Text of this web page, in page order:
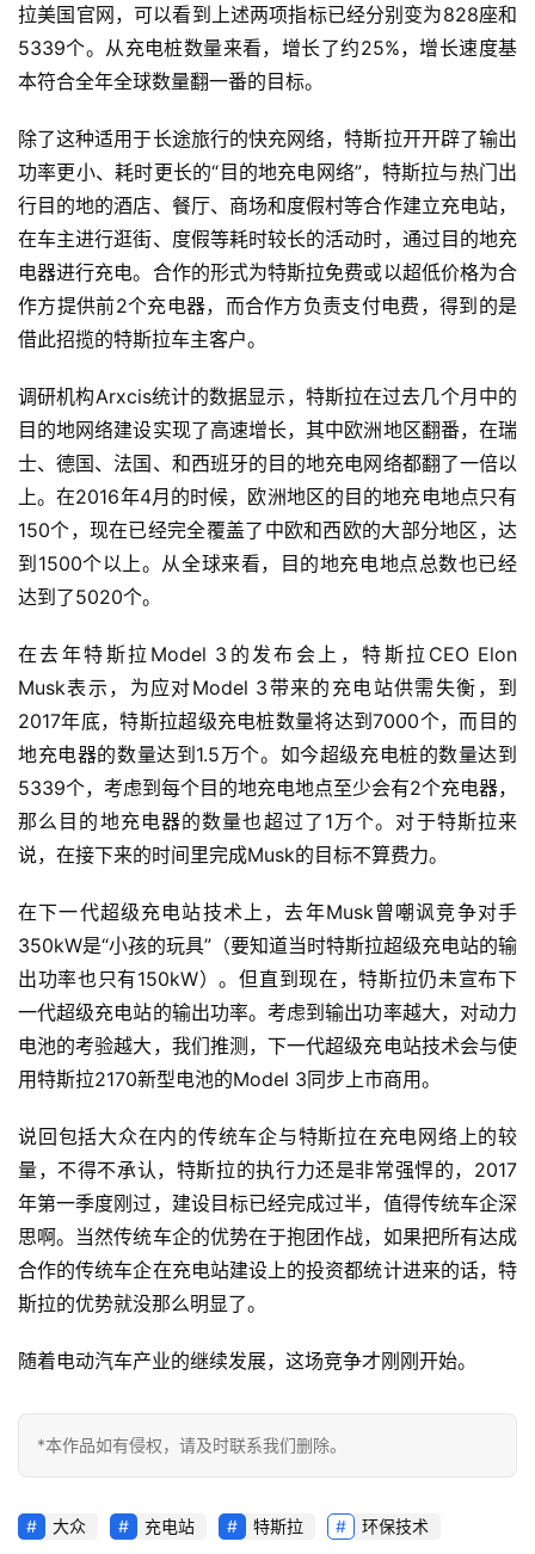
拉美国官网，可以看到上述两项指标已经分别变为828座和
5339个。从充电桩数量来看，增长了约25%，增长速度基
本符合全年全球数量翻一番的目标。
除了这种适用于长途旅行的快充网络，特斯拉开开辟了输出
功率更小、耗时更长的“目的地充电网络”，特斯拉与热门出
行目的地的酒店、餐厅、商场和度假村等合作建立充电站，
在车主进行逛街、度假等耗时较长的活动时，通过目的地充
电器进行充电。合作的形式为特斯拉免费或以超低价格为合
作方提供前2个充电器，而合作方负责支付电费，得到的是
借此招揽的特斯拉车主客户。
调研机构Arxcis统计的数据显示，特斯拉在过去几个月中的
目的地网络建设实现了高速增长，其中欧洲地区翻番，在瑞
士、德国、法国、和西班牙的目的地充电网络都翻了一倍以
上。在2016年4月的时候，欧洲地区的目的地充电地点只有
150个，现在已经完全覆盖了中欧和西欧的大部分地区，达
到1500个以上。从全球来看，目的地充电地点总数也已经
达到了5020个。
在去年特斯拉Model 3的发布会上，特斯拉CEO Elon
Musk表示，为应对Model 3带来的充电站供需失衡，到
2017年底，特斯拉超级充电桩数量将达到7000个，而目的
地充电器的数量达到1.5万个。如今超级充电桩的数量达到
5339个，考虑到每个目的地充电地点至少会有2个充电器，
那么目的地充电器的数量也超过了1万个。对于特斯拉来
说，在接下来的时间里完成Musk的目标不算费力。
在下一代超级充电站技术上，去年Musk曾嘲讽竞争对手
350kW是“小孩的玩具”（要知道当时特斯拉超级充电站的输
出功率也只有150kW）。但直到现在，特斯拉仍未宣布下
一代超级充电站的输出功率。考虑到输出功率越大，对动力
电池的考验越大，我们推测，下一代超级充电站技术会与使
用特斯拉2170新型电池的Model 3同步上市商用。
说回包括大众在内的传统车企与特斯拉在充电网络上的较
量，不得不承认，特斯拉的执行力还是非常强悍的，2017
年第一季度刚过，建设目标已经完成过半，值得传统车企深
思啊。当然传统车企的优势在于抱团作战，如果把所有达成
合作的传统车企在充电站建设上的投资都统计进来的话，特
斯拉的优势就没那么明显了。
随着电动汽车产业的继续发展，这场竞争才刚刚开始。
*本作品如有侵权，请及时联系我们删除。
大众 充电站 特斯拉 环保技术